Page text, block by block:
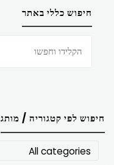
חיפוש כללי באתר
חיפוש לפי קטגוריה / מותג